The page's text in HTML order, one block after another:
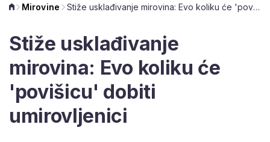
Mirovine Stiže usklađivanje mirovina: Evo koliku će 'povišicu' dobiti umirovljenici
Stiže usklađivanje
mirovina: Evo koliku će
'povišicu' dobiti
umirovljenici